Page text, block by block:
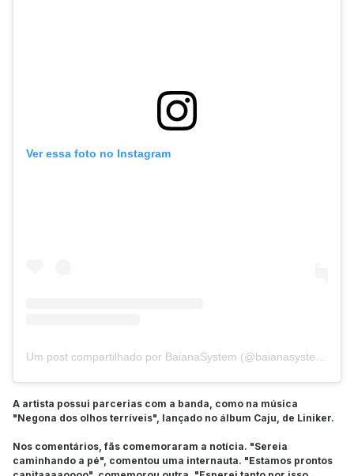
Ver essa foto no Instagram
A artista possui parcerias com a banda, como na música
"Negona dos olhos terríveis", lançado no álbum Caju, de Liniker.
Nos comentários, fãs comemoraram a notícia. "Sereia
caminhando a pé", comentou uma internauta. "Estamos prontos